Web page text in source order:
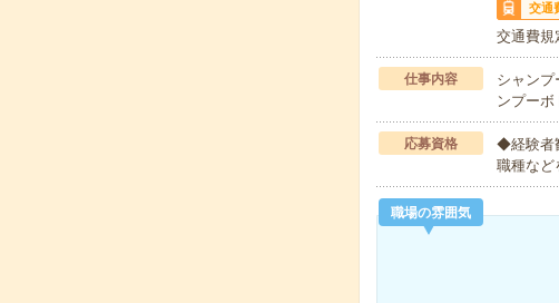
交通
交通費規
仕事内容
シャンプ
ンプー
応募資格
◆経験者
職種な
職場の雰囲気